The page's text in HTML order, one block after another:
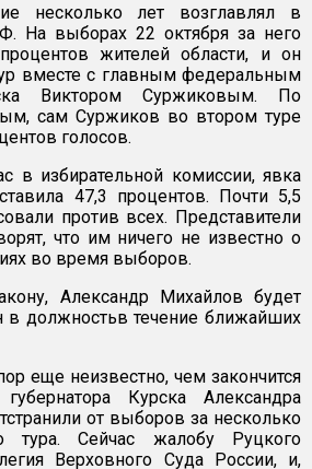
несколько лет возглавлял в
На выборах 22 октября за него
жителей области, и он
вместе с главным федеральным
Виктором Суржиковым. По
сам Суржиков во втором туре
голосов.
в избирательной комиссии, явка
47,3 процентов. Почти 5,5
против всех. Представители
что им ничего не известно о
во время выборов.
Александр Михайлов будет
в должностьв течение ближайших
еще неизвестно, чем закончится
Курска Александра
от выборов за несколько
тура. Сейчас жалобу Руцкого
Верховного Суда России, и,